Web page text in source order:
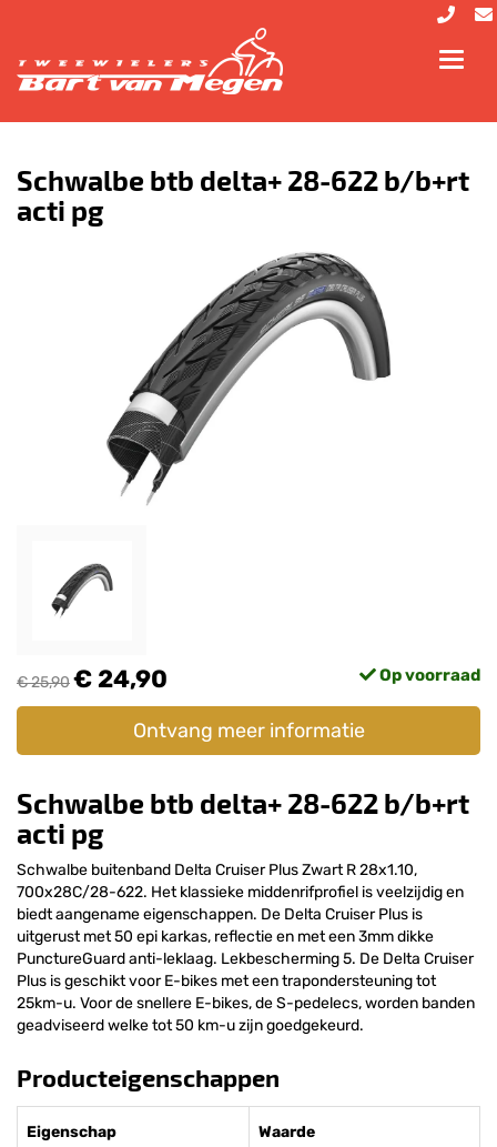
Schwalbe btb delta+ 28-622 b/b+rt
acti pg
€ 25,90€ 24,90 Op voorraad
Ontvang meer informatie
Schwalbe btb delta+ 28-622 b/b+rt
acti pg
Schwalbe buitenband Delta Cruiser Plus Zwart R 28x1.10,
700x28C/28-622. Het klassieke middenrifprofiel is veelzijdig en
biedt aangename eigenschappen. De Delta Cruiser Plus is
uitgerust met 50 epi karkas, reflectie en met een 3mm dikke
PunctureGuard anti-leklaag. Lekbescherming 5. De Delta Cruiser
Plus is geschikt voor E-bikes met een trapondersteuning tot
25km-u. Voor de snellere E-bikes, de S-pedelecs, worden banden
geadviseerd welke tot 50 km-u zijn goedgekeurd.
Producteigenschappen
Eigenschap Waarde